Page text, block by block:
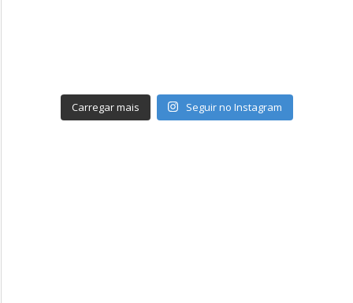
Carregar mais Seguir no Instagram